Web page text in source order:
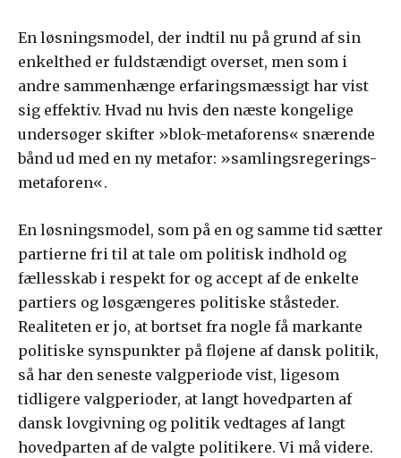
En løsningsmodel, der indtil nu på grund af sin
enkelthed er fuldstændigt overset, men som i
andre sammenhænge erfaringsmæssigt har vist
sig effektiv. Hvad nu hvis den næste kongelige
undersøger skifter »blok-metaforens« snærende
bånd ud med en ny metafor: »samlingsregerings-
metaforen«.
En løsningsmodel, som på en og samme tid sætter
partierne fri til at tale om politisk indhold og
fællesskab i respekt for og accept af de enkelte
partiers og løsgængeres politiske ståsteder.
Realiteten er jo, at bortset fra nogle få markante
politiske synspunkter på fløjene af dansk politik,
så har den seneste valgperiode vist, ligesom
tidligere valgperioder, at langt hovedparten af
dansk lovgivning og politik vedtages af langt
hovedparten af de valgte politikere. Vi må videre.